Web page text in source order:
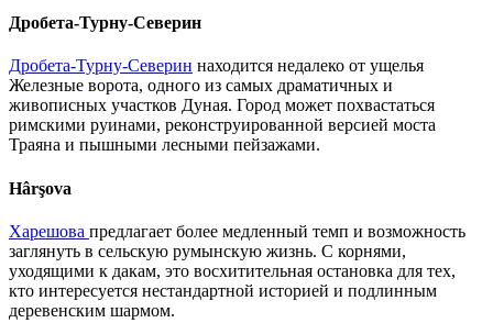
Дробета-Турну-Северин
Дробета-Турну-Северин находится недалеко от ущелья
Железные ворота, одного из самых драматичных и
живописных участков Дуная. Город может похвастаться
римскими руинами, реконструированной версией моста
Траяна и пышными лесными пейзажами.
Hârşova
Харешова предлагает более медленный темп и возможность
заглянуть в сельскую румынскую жизнь. С корнями,
уходящими к дакам, это восхитительная остановка для тех,
кто интересуется нестандартной историей и подлинным
деревенским шармом.